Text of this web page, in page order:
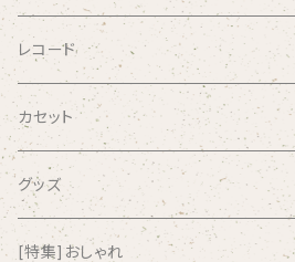
AGU
AIRCRAFT
airlie
AKUTAGAWA FANCLUB
レコード
カセット
グッズ
[特集]おしゃれ